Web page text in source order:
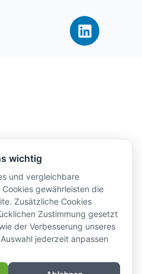
wichtig
und vergleichbare
gewährleisten die
Zusätzliche Cookies
Zustimmung gesetzt
der Verbesserung unseres
jederzeit anpassen